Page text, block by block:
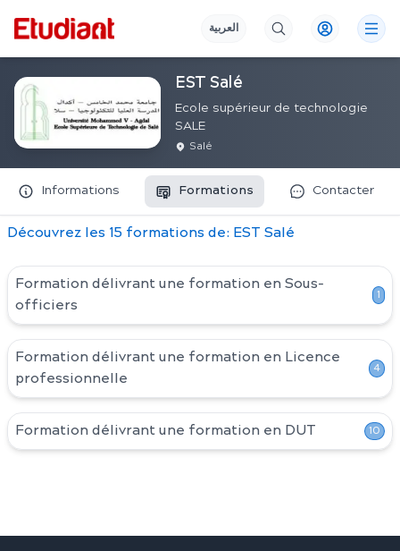
العربية
EST Salé
Ecole supérieur de technologie
SALE
Salé
Informations Formations Contacter
Découvrez les 15 formations de: EST Salé
Formation délivrant une formation en Sous-
officiers
1
Formation délivrant une formation en Licence
professionnelle
4
Formation délivrant une formation en DUT 10